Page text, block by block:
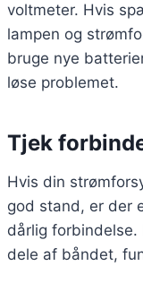
voltmeter. Hvis
lampen og
bruge nye
løse problemet.
Tjek
Hvis din
god stand, er der
dårlig forbindelse.
dele af båndet,